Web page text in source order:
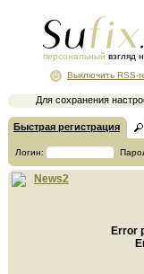
персональный взгляд
Для сохранения
Выключить RSS-
Быстрая регистрация
Логин:
News2
Error